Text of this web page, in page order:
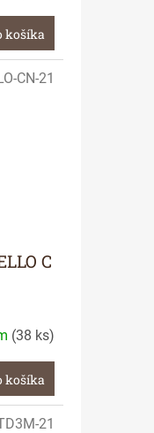
košíka
C
(38 ks)
košíka
CN-21
21